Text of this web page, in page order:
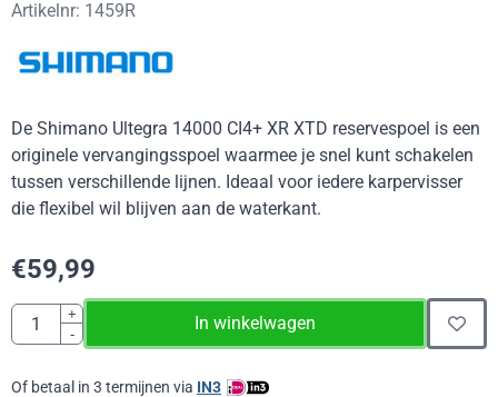
Artikelnr: 1459R
De Shimano Ultegra 14000 CI4+ XR XTD reservespoel is een
originele vervangingsspoel waarmee je snel kunt schakelen
tussen verschillende lijnen. Ideaal voor iedere karpervisser
die flexibel wil blijven aan de waterkant.
€59,99
Aantal
+
-
In winkelwagen
Of betaal in 3 termijnen via IN3